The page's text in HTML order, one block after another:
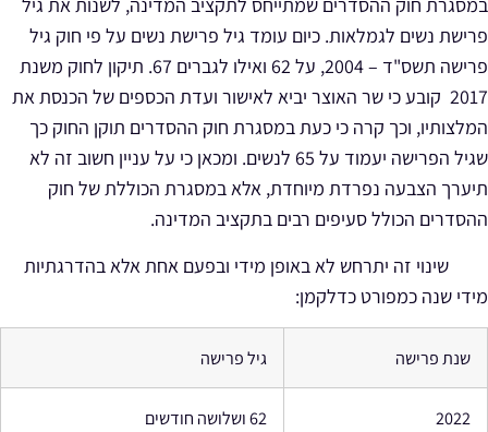
במסגרת חוק ההסדרים שמתייחס לתקציב המדינה, לשנות את גיל
פרישת נשים לגמלאות. כיום עומד גיל פרישת נשים על פי חוק גיל
פרישה תשס"ד – 2004, על 62 ואילו לגברים 67. תיקון לחוק משנת
2017 קובע כי שר האוצר יביא לאישור ועדת הכספים של הכנסת את
המלצותיו, וכך קרה כי כעת במסגרת חוק ההסדרים תוקן החוק כך
שגיל הפרישה יעמוד על 65 לנשים. ומכאן כי על עניין חשוב זה לא
תיערך הצבעה נפרדת מיוחדת, אלא במסגרת הכוללת של חוק
ההסדרים הכולל סעיפים רבים בתקציב המדינה.
שינוי זה יתרחש לא באופן מידי ובפעם אחת אלא בהדרגתיות
מידי שנה כמפורט כדלקמן:
שנת פרישה גיל פרישה
2022 62 ושלושה חודשים